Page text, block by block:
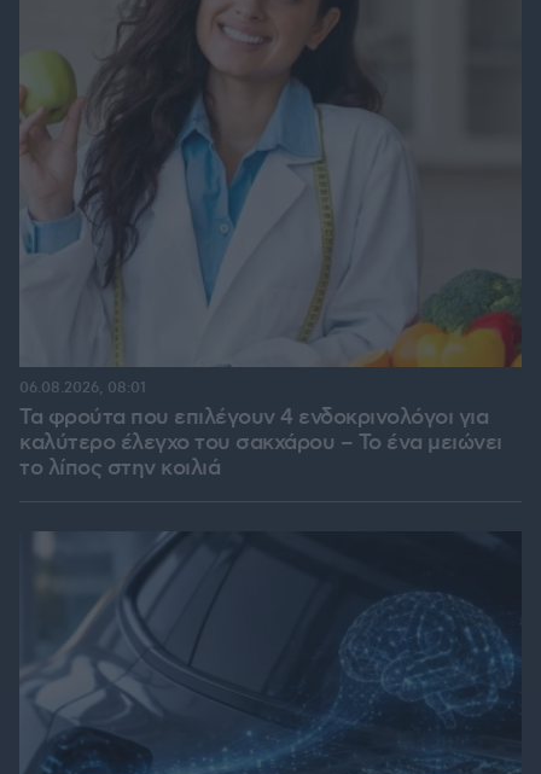
Τα φρούτα που επιλέγουν 4 ενδοκρινολόγοι για
καλύτερο έλεγχο του σακχάρου – Το ένα μειώνει
το λίπος στην κοιλιά
06.08.2026, 08:01